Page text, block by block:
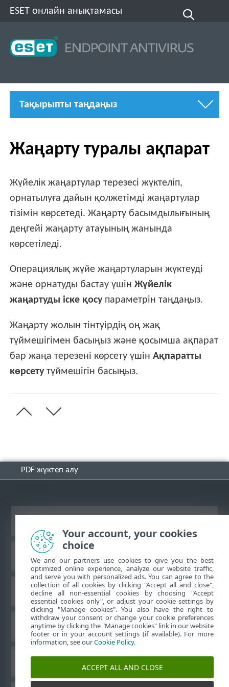
ESET онлайн анықтамасы
Тақырыпты таңдаңыз
Жаңарту туралы ақпарат
Жүйелік жаңартулар терезесі жүктеліп,
орнатылуға дайын қолжетімді жаңартулар
тізімін көрсетеді. Жаңарту басымдылығының
деңгейі жаңарту атауының жанында
көрсетіледі.
Операциялық жүйе жаңартуларын жүктеуді
және орнатуды бастау үшінЖүйелік
жаңартуды іске қосупараметрін таңдаңыз.
Жаңарту жолын тінтуірдің оң жақ
түймешігімен басыңыз және қосымша ақпарат
бар жаңа терезені көрсету үшінАқпаратты
көрсетутүймешігін басыңыз.
PDF жүктеп алу
ESET білім қоры
ESET форумы
Аймақтық қолдау
Your account, your cookies
choice
We and our partners use cookies to give you the best
optimized online experience, analyze our website traffic,
and serve you with personalized ads. You can agree to the
collection of all cookies by clicking "Accept all and close",
decline all non-essential cookies by choosing "Accept
essential cookies only", or adjust your cookie settings by
clicking "Manage cookies". You also have the right to
withdraw your consent or change your cookie preferences
anytime by clicking the "Manage cookies" link in our website
footer or in your account settings (if available). For more
information, see ourCookie Policy.
ACCEPT ALL AND CLOSE